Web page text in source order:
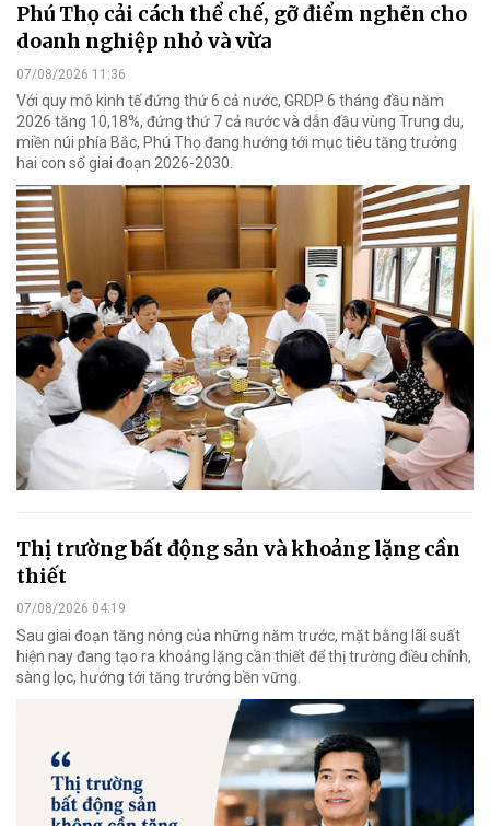
Phú Thọ cải cách thể chế, gỡ điểm nghẽn cho
doanh nghiệp nhỏ và vừa
07/08/2026 11:36
Với quy mô kinh tế đứng thứ 6 cả nước, GRDP 6 tháng đầu năm
2026 tăng 10,18%, đứng thứ 7 cả nước và dẫn đầu vùng Trung du,
miền núi phía Bắc, Phú Thọ đang hướng tới mục tiêu tăng trưởng
hai con số giai đoạn 2026-2030.
Thị trường bất động sản và khoảng lặng cần
thiết
07/08/2026 04:19
Sau giai đoạn tăng nóng của những năm trước, mặt bằng lãi suất
hiện nay đang tạo ra khoảng lặng cần thiết để thị trường điều chỉnh,
sàng lọc, hướng tới tăng trưởng bền vững.